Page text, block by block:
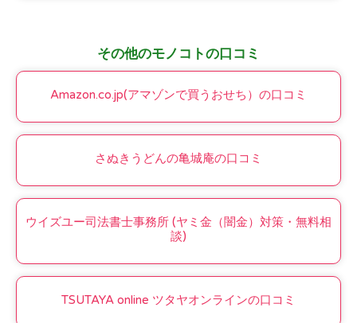
その他のモノコトの口コミ
Amazon.co.jp(アマゾンで買うおせち）の口コミ
さぬきうどんの亀城庵の口コミ
ウイズユー司法書士事務所 (ヤミ金（闇金）対策・無料相
談)
TSUTAYA online ツタヤオンラインの口コミ